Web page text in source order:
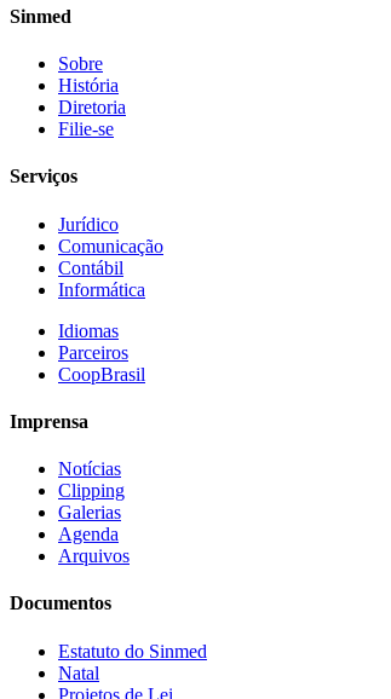
Sinmed
Sobre
História
Diretoria
Filie-se
Serviços
Jurídico
Comunicação
Contábil
Informática
Idiomas
Parceiros
CoopBrasil
Imprensa
Notícias
Clipping
Galerias
Agenda
Arquivos
Documentos
Estatuto do Sinmed
Natal
Projetos de Lei